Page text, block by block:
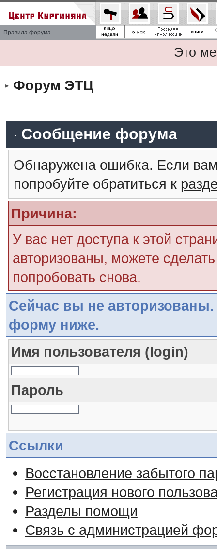
Правила форума
Это
Форум ЭТЦ
Сообщение форума
Обнаружена ошибка. Если
попробуйте обратиться к
Причина:
У вас нет доступа к этой
авторизованы, можете
попробовать снова.
Сейчас вы не авторизованы.
форму ниже.
Имя пользователя (login)
Пароль
Ссылки
Восстановление забытого
Регистрация нового
Разделы помощи
Связь с администрацией